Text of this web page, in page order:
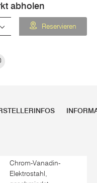
abholen
Reservieren
Chrom-Vanadin-
Elektrostahl,